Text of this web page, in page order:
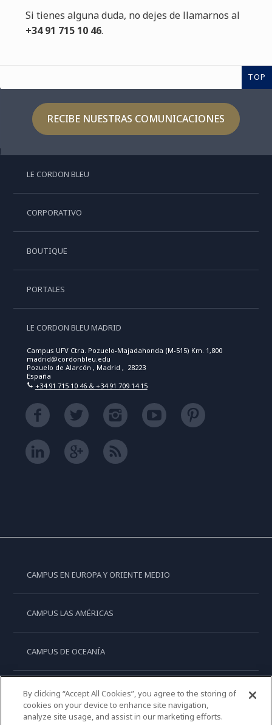
Si tienes alguna duda, no dejes de llamarnos al
+34 91 715 10 46.
TOP
RECIBE NUESTRAS COMUNICACIONES
LE CORDON BLEU
CORPORATIVO
BOUTIQUE
PORTALES
LE CORDON BLEU MADRID
Campus UFV Ctra. Pozuelo-Majadahonda (M-515) Km. 1,800
madrid@cordonbleu.edu
Pozuelo de Alarcón , Madrid , 28223
España
+34 91 715 10 46 & +34 91 709 14 15
CAMPUS EN EUROPA Y ORIENTE MEDIO
CAMPUS LAS AMÉRICAS
CAMPUS DE OCEANÍA
CAMPUS DE ASIA
By clicking “Accept All Cookies”, you agree to the storing of
cookies on your device to enhance site navigation,
analyze site usage, and assist in our marketing efforts.